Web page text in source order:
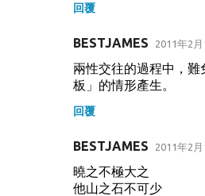
回覆
BESTJAMES 2011年2
兩性交往的過程中，
板」的情形產生。
回覆
BESTJAMES 2011年2
曉之不極大之
他山之石不可少